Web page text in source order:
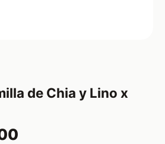
de Chia y Lino x